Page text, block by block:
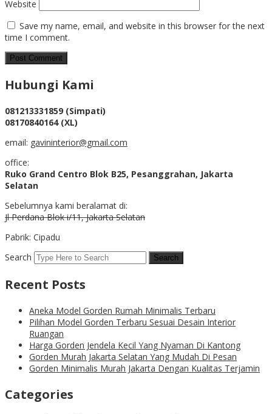
Website
Save my name, email, and website in this browser for the next
time I comment.
Hubungi Kami
081213331859 (Simpati)
08170840164 (XL)
email: gavininterior@gmail.com
office:
Ruko Grand Centro Blok B25, Pesanggrahan, Jakarta
Selatan
Sebelumnya kami beralamat di:
Jl Perdana Blok i/11, Jakarta Selatan
Pabrik: Cipadu
Search
Recent Posts
Aneka Model Gorden Rumah Minimalis Terbaru
Pilihan Model Gorden Terbaru Sesuai Desain Interior
Ruangan
Harga Gorden Jendela Kecil Yang Nyaman Di Kantong
Gorden Murah Jakarta Selatan Yang Mudah Di Pesan
Gorden Minimalis Murah Jakarta Dengan Kualitas Terjamin
Categories